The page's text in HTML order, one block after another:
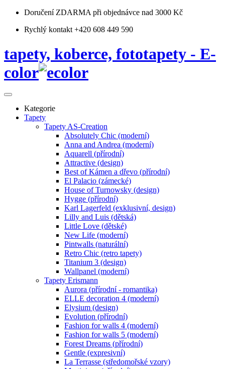
Doručení ZDARMA při objednávce nad 3000 Kč
Rychlý kontakt +420 608 449 590
tapety, koberce, fototapety - E-
color
Kategorie
Tapety
Tapety AS-Creation
Absolutely Chic (moderní)
Anna and Andrea (moderní)
Aquarell (přírodní)
Attractive (design)
Best of Kámen a dřevo (přírodní)
El Palacio (zámecké)
House of Turnowsky (design)
Hygge (přírodní)
Karl Lagerfeld (exklusivní, design)
Lilly and Luis (dětská)
Little Love (dětské)
New Life (moderní)
Pintwalls (naturální)
Retro Chic (retro tapety)
Titanium 3 (design)
Wallpanel (moderní)
Tapety Erismann
Aurora (přírodní - romantika)
ELLE decoration 4 (moderní)
Elysium (design)
Evolution (přírodní)
Fashion for walls 4 (moderní)
Fashion for walls 5 (moderní)
Forest Dreams (přírodní)
Gentle (expresivní)
La Terrasse (středomořské vzory)